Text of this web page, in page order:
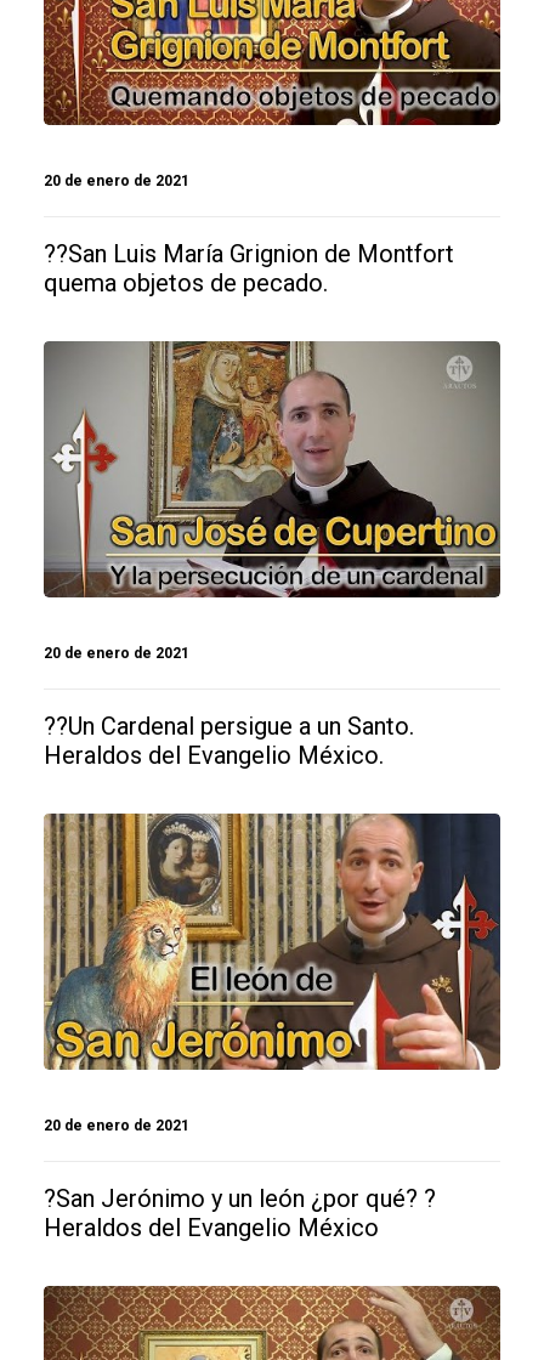
20 de enero de 2021
??San Luis María Grignion de Montfort
quema objetos de pecado.
20 de enero de 2021
??Un Cardenal persigue a un Santo.
Heraldos del Evangelio México.
20 de enero de 2021
?San Jerónimo y un león ¿por qué? ?
Heraldos del Evangelio México